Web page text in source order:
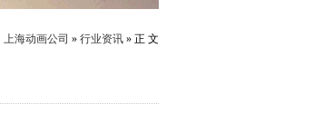
上海动画公司 » 行业资讯 » 正 文